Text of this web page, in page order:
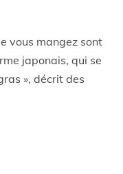
vous mangez sont
japonais, qui se
», décrit des